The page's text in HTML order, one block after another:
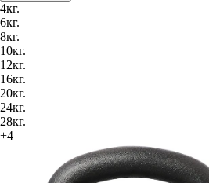
4кг.
6кг.
8кг.
10кг.
12кг.
16кг.
20кг.
24кг.
28кг.
+4